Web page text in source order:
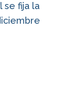
se fija la